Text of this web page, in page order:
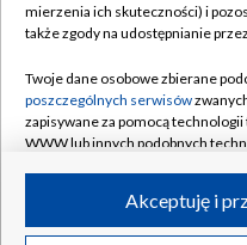
Naziemna Telewizja
Rada Programowa
System NOS
Informacje o nadawcy
Program dla prasy
©2026 Telewizja
mierzenia ich skuteczności) i
także zgody na udostępnianie
Twoje dane osobowe zbierane
poszczególnych serwisów
zapisywane za pomocą
WWW lub innych podobnych
ruchu w Internecie.Akceptuję i